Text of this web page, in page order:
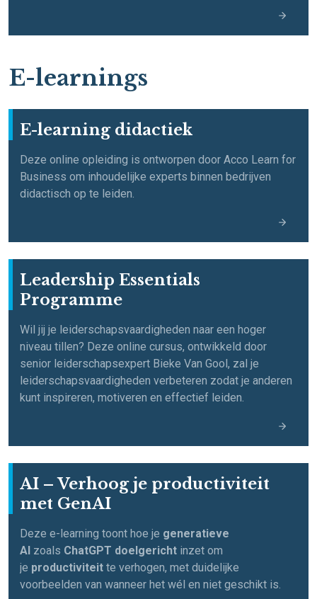
E-learnings
E-learning didactiek
Deze online opleiding is ontworpen door Acco Learn for
Business om inhoudelijke experts binnen bedrijven
didactisch op te leiden.
Leadership Essentials
Programme
Wil jij je leiderschapsvaardigheden naar een hoger
niveau tillen? Deze online cursus, ontwikkeld door
senior leiderschapsexpert Bieke Van Gool, zal je
leiderschapsvaardigheden verbeteren zodat je anderen
kunt inspireren, motiveren en effectief leiden.
AI – Verhoog je productiviteit
met GenAI
Deze e-learning toont hoe je generatieve
AI zoals ChatGPT doelgericht inzet om
je productiviteit te verhogen, met duidelijke
voorbeelden van wanneer het wél en niet geschikt is.